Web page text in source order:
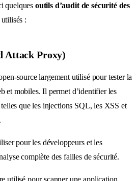
quelques outils d’audit de sécurité des
:
Attack Proxy)
source largement utilisé pour tester la
et mobiles. Il permet d’identifier les
que les injections SQL, les XSS et
pour les développeurs et les
complète des failles de sécurité.
utilisé pour scanner une application